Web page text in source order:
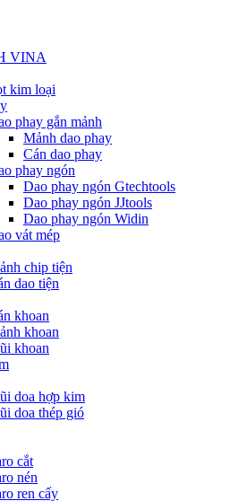
VINA
kim loại
phay gắn mảnh
Mảnh dao phay
Cán dao phay
phay ngón
Dao phay ngón Gtechtools
Dao phay ngón JJtools
Dao phay ngón Widin
vát mép
chip tiện
dao tiện
khoan
khoan
khoan
doa hợp kim
doa thép gió
cắt
nén
ren cấy